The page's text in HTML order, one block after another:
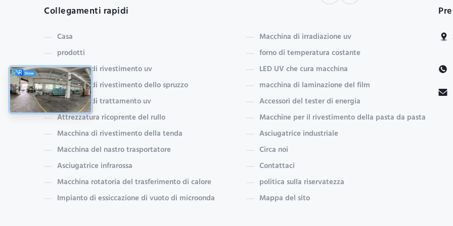
Collegamenti rapidi
Casa
prodotti
macchina di rivestimento uv
Macchina di rivestimento dello spruzzo
macchina di trattamento uv
Attrezzatura ricoprente del rullo
Macchina di rivestimento della tenda
Macchina del nastro trasportatore
Asciugatrice infrarossa
Macchina rotatoria del trasferimento di calore
Impianto di essiccazione di vuoto di microonda
Macchina di irradiazione uv
forno di temperatura costante
LED UV che cura macchina
macchina di laminazione del film
Accessori del tester di energia
Macchine per il rivestimento della pasta da pasta
Asciugatrice industriale
Circa noi
Contattaci
politica sulla riservatezza
Mappa del sito